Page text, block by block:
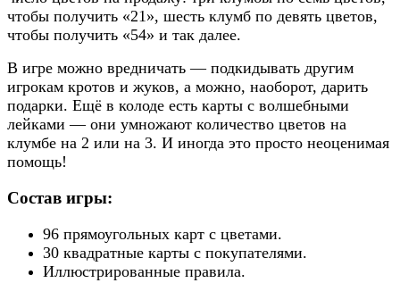
чтобы получить «21», шесть клумб по девять цветов,
чтобы получить «54» и так далее.
В игре можно вредничать — подкидывать другим
игрокам кротов и жуков, а можно, наоборот, дарить
подарки. Ещё в колоде есть карты с волшебными
лейками — они умножают количество цветов на
клумбе на 2 или на 3. И иногда это просто неоценимая
помощь!
Состав игры:
96 прямоугольных карт с цветами.
30 квадратные карты с покупателями.
Иллюстрированные правила.